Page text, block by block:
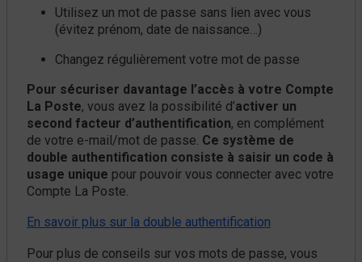
Utilisez un mot de passe sans lien avec vous
(évitez prénom, date de naissance…)
Changez régulièrement votre mot de passe
Pour sécuriser davantage l’accès à votre Compte
La Poste, vous avez la possibilité d’activer un
second facteur d’authentification, en complément
de votre e-mail/mot de passe. Ce système de
double authentification consiste à saisir un code à
usage unique pour pouvoir vous connecter avec votre
Compte La Poste.
En savoir plus sur la double authentification
Pour plus de conseils sur vos mots de passe, vous